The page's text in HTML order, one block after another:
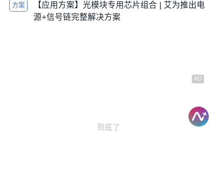
方案
【应用方案】光模块专用芯片组合 | 艾为推出电
源+信号链完整解决方案